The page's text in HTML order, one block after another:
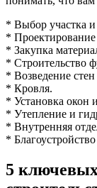
* Выбор участка и
*
* Закупка
* Строительство
* Возведение
* Кровля.
* Установка окон
* Утепление и
* Внутренняя
*
5